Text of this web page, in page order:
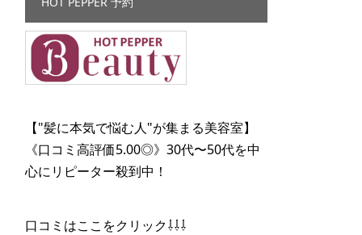
【"髪に本気で悩む人"が集まる美容室】
《口コミ高評価5.00◎》30代〜50代を中
心にリピーター殺到中！
口コミはここをクリック⇩⇩⇩